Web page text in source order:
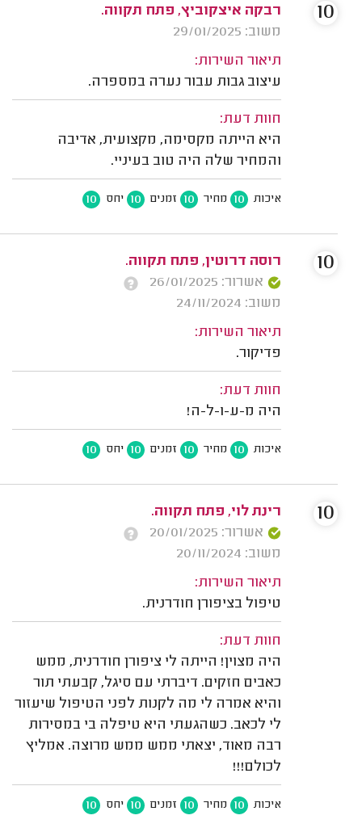
רבקה איצקוביץ, פתח תקווה.
משוב: 29/01/2025
תיאור השירות:
עיצוב גבות עבור נערה במספרה.
חוות דעת:
היא הייתה מקסימה, מקצועית, אדיבה
והמחיר שלה היה טוב בעיניי.
איכות 10 מחיר 10 זמנים 10 יחס 10
10
רוסה דרוטין, פתח תקווה.
אשרור: 26/01/2025
משוב: 24/11/2024
תיאור השירות:
פדיקור.
חוות דעת:
היה מ-ע-ו-ל-ה!
איכות 10 מחיר 10 זמנים 10 יחס 10
10
רינת לוי, פתח תקווה.
אשרור: 20/01/2025
משוב: 20/11/2024
תיאור השירות:
טיפול בציפורן חודרנית.
חוות דעת:
היה מצוין! הייתה לי ציפורן חודרנית, ממש
כאבים חזקים. דיברתי עם סיגל, קבעתי תור
והיא אמרה לי מה לקנות לפני הטיפול שיעזור
לי לכאב. כשהגעתי היא טיפלה בי במסירות
רבה מאוד, יצאתי ממש ממש מרוצה. אמליץ
לכולם!!!
איכות 10 מחיר 10 זמנים 10 יחס 10
10